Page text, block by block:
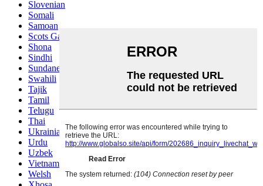
Slovenian
Somali
Samoan
Scots Gaelic
Shona
Sindhi
Sundanese
Swahili
Tajik
Tamil
Telugu
Thai
Ukrainian
Urdu
Uzbek
Vietnamese
Welsh